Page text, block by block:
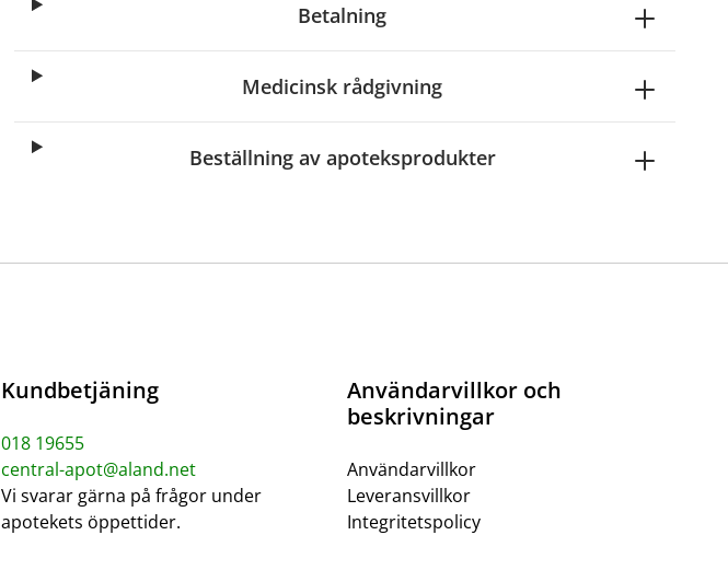
Betalning
Medicinsk rådgivning
Beställning av apoteksprodukter
Kundbetjäning
018 19655
central-apot@aland.net
Vi svarar gärna på frågor under
apotekets öppettider.
Användarvillkor och
beskrivningar
Användarvillkor
Leveransvillkor
Integritetspolicy